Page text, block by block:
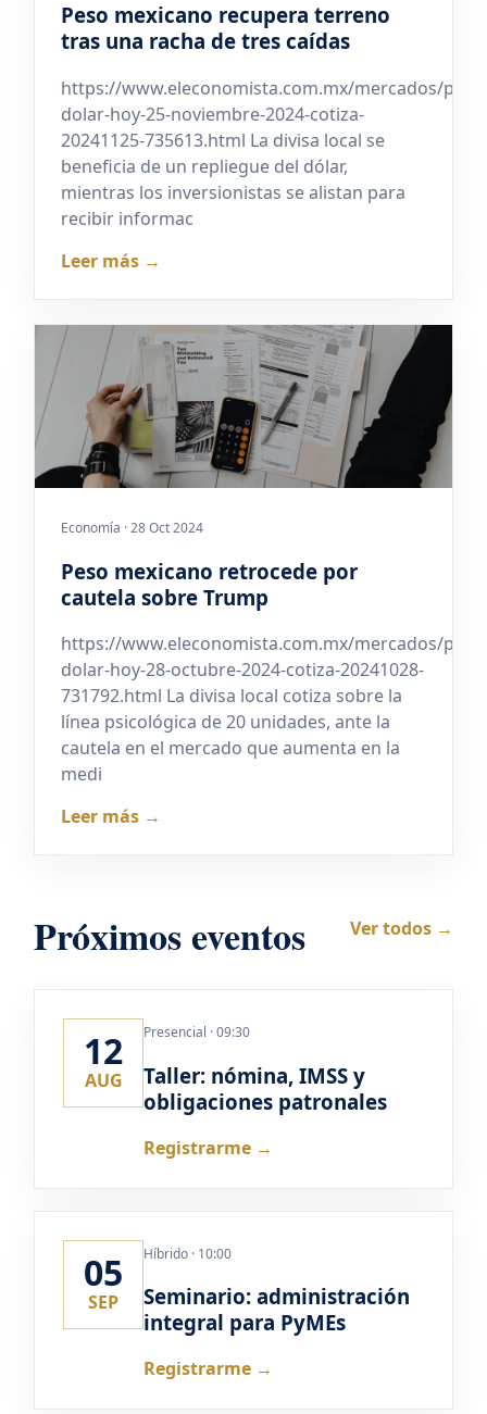
Peso mexicano recupera terreno
tras una racha de tres caídas
https://www.eleconomista.com.mx/mercados/
dolar-hoy-25-noviembre-2024-cotiza-
20241125-735613.html La divisa local se
beneficia de un repliegue del dólar,
mientras los inversionistas se alistan para
recibir informac
Leer más →
Economía · 28 Oct 2024
Peso mexicano retrocede por
cautela sobre Trump
https://www.eleconomista.com.mx/mercados/
dolar-hoy-28-octubre-2024-cotiza-20241028-
731792.html La divisa local cotiza sobre la
línea psicológica de 20 unidades, ante la
cautela en el mercado que aumenta en la
medi
Leer más →
Próximos eventos Ver todos →
12
AUG
Presencial · 09:30
Taller: nómina, IMSS y
obligaciones patronales
Registrarme →
05
SEP
Híbrido · 10:00
Seminario: administración
integral para PyMEs
Registrarme →